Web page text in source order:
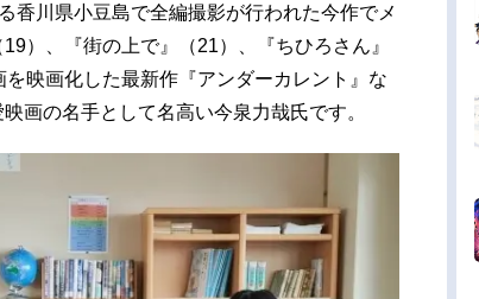
香川県小豆島で全編撮影が行われた今作でメ
）、『街の上で』（21）、『ちひろさん』
を映画化した最新作『アンダーカレント』な
画の名手として名高い今泉力哉氏です。